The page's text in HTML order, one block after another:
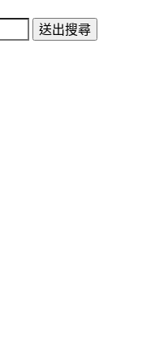
送出搜尋